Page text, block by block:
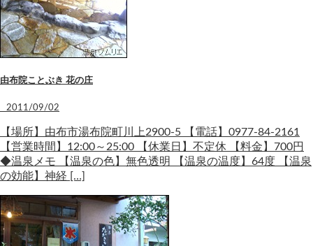
由布院ことぶき 花の庄
2011/09/02
【場所】由布市湯布院町川上2900-5 【電話】0977-84-2161
【営業時間】12:00～25:00 【休業日】不定休 【料金】700円
◆温泉メモ 【温泉の色】無色透明 【温泉の温度】64度 【温泉
の効能】神経 […]